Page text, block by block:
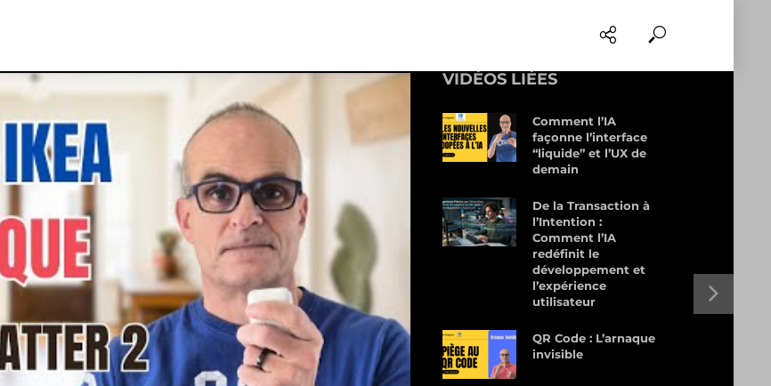
VIDÉOS LIÉES
Comment l’IA
façonne l’interface
“liquide” et l’UX de
demain
De la Transaction à
l’Intention :
Comment l’IA
redéfinit le
développement et
l’expérience
utilisateur
QR Code : L’arnaque
invisible